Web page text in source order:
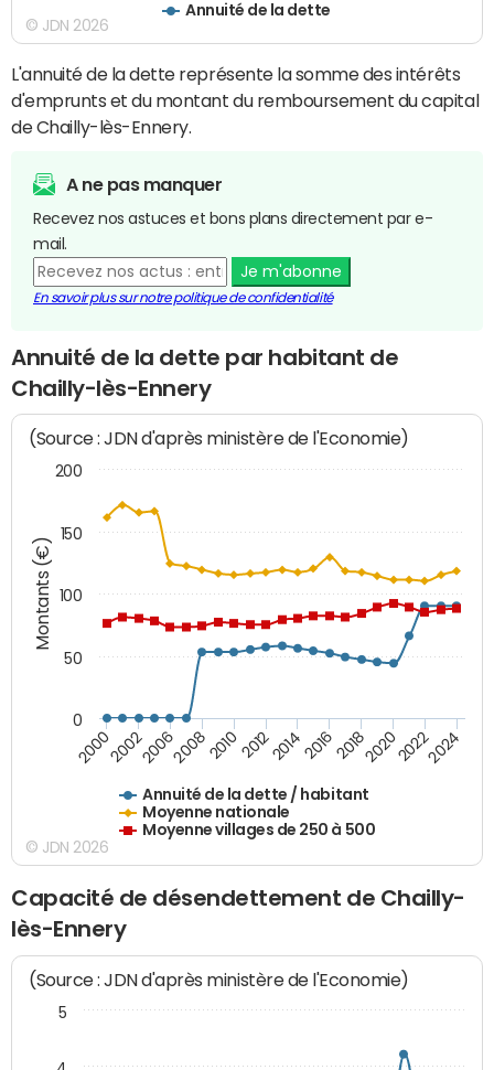
Annuité de la dette
© JDN 2026
L'annuité de la dette représente la somme des intérêts
d'emprunts et du montant du remboursement du capital
de Chailly-lès-Ennery.
A ne pas manquer
Recevez nos astuces et bons plans directement par e-
mail.
Je m'abonne
En savoir plus sur notre politique de confidentialité
Annuité de la dette par habitant de
Chailly-lès-Ennery
Montants (€)
(Source : JDN d'après ministère de l'Economie)
Annuité de la dette / habitant
Moyenne nationale
Moyenne villages de 250 à 500
200020022006200820102012201420162018202020222024
0
50
100
150
200
© JDN 2026
Capacité de désendettement de Chailly-
lès-Ennery
(Source : JDN d'après ministère de l'Economie)
5